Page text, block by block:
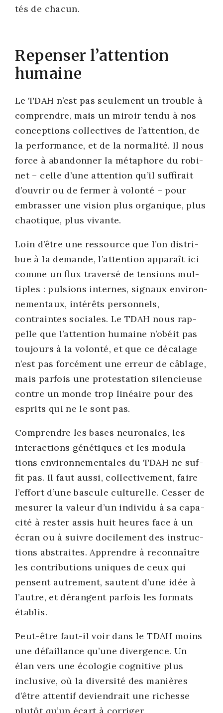
tés de cha­cun.
Repenser l’attention
humaine
Le TDAH n’est pas seule­ment un trouble à
com­prendre, mais un miroir ten­du à nos
concep­tions col­lec­tives de l’attention, de
la per­for­mance, et de la nor­ma­li­té. Il nous
force à aban­don­ner la méta­phore du robi­
net – celle d’une atten­tion qu’il suf­fi­rait
d’ouvrir ou de fer­mer à volon­té – pour
embras­ser une vision plus orga­nique, plus
chao­tique, plus vivante.
Loin d’être une res­source que l’on dis­tri­
bue à la demande, l’attention appa­raît ici
comme un flux tra­ver­sé de ten­sions mul­
tiples : pul­sions internes, signaux envi­ron­
ne­men­taux, inté­rêts per­son­nels,
contraintes sociales. Le TDAH nous rap­
pelle que l’attention humaine n’obéit pas
tou­jours à la volon­té, et que ce déca­lage
n’est pas for­cé­ment une erreur de câblage,
mais par­fois une pro­tes­ta­tion silen­cieuse
contre un monde trop linéaire pour des
esprits qui ne le sont pas.
Com­prendre les bases neu­ro­nales, les
inter­ac­tions géné­tiques et les modu­la­
tions envi­ron­ne­men­tales du TDAH ne suf­
fit pas. Il faut aus­si, col­lec­ti­ve­ment, faire
l’effort d’une bas­cule cultu­relle. Ces­ser de
mesu­rer la valeur d’un indi­vi­du à sa capa­
ci­té à res­ter assis huit heures face à un
écran ou à suivre doci­le­ment des ins­truc­
tions abs­traites. Apprendre à recon­naître
les contri­bu­tions uniques de ceux qui
pensent autre­ment, sautent d’une idée à
l’autre, et dérangent par­fois les for­mats
éta­blis.
Peut-être faut-il voir dans le TDAH moins
une défaillance qu’une diver­gence. Un
élan vers une éco­lo­gie cog­ni­tive plus
inclu­sive, où la diver­si­té des manières
d’être atten­tif devien­drait une richesse